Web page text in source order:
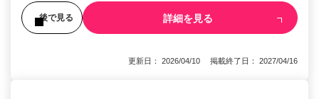
後で見る 詳細を見る
更新日： 2026/04/10 掲載終了日： 2027/04/16